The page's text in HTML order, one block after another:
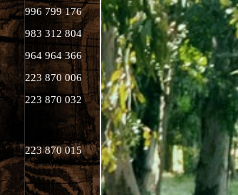
996 799 176
983 312 804
964 964 366
223 870 006
223 870 032
223 870 015